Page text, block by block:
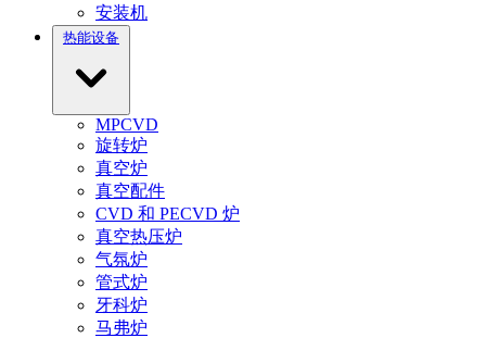
安装机
热能设备
MPCVD
旋转炉
真空炉
真空配件
CVD 和 PECVD 炉
真空热压炉
气氛炉
管式炉
牙科炉
马弗炉